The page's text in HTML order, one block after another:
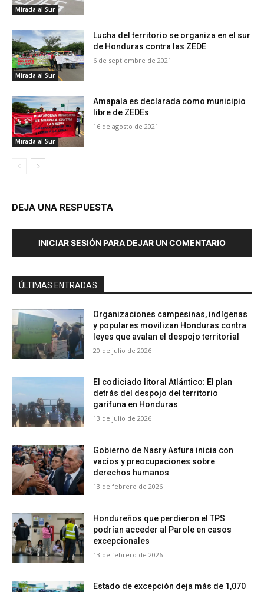
Mirada al Sur
Mirada al Sur
Lucha del territorio se organiza en el sur
de Honduras contra las ZEDE
6 de septiembre de 2021
Mirada al Sur
Amapala es declarada como municipio
libre de ZEDEs
16 de agosto de 2021
DEJA UNA RESPUESTA
INICIAR SESIÓN PARA DEJAR UN COMENTARIO
ÚLTIMAS ENTRADAS
Organizaciones campesinas, indígenas
y populares movilizan Honduras contra
leyes que avalan el despojo territorial
20 de julio de 2026
El codiciado litoral Atlántico: El plan
detrás del despojo del territorio
garífuna en Honduras
13 de julio de 2026
Gobierno de Nasry Asfura inicia con
vacíos y preocupaciones sobre
derechos humanos
13 de febrero de 2026
Hondureños que perdieron el TPS
podrían acceder al Parole en casos
excepcionales
13 de febrero de 2026
Estado de excepción deja más de 1,070